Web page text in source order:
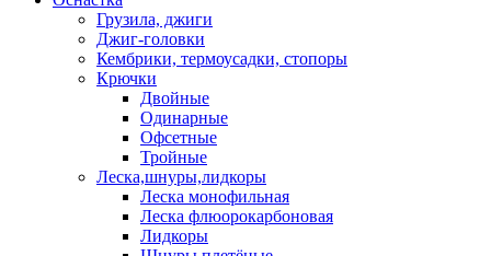
Грузила, джиги
Джиг-головки
Кембрики, термоусадки, стопоры
Крючки
Двойные
Одинарные
Офсетные
Тройные
Леска,шнуры,лидкоры
Леска монофильная
Леска флюорокарбоновая
Лидкоры